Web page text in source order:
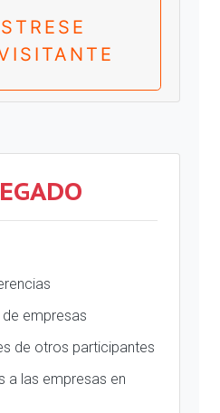
empresas
de otros participantes
a las empresas en